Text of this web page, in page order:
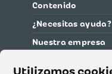
Contenido
¿Necesitas ayuda?
Nuestra empresa